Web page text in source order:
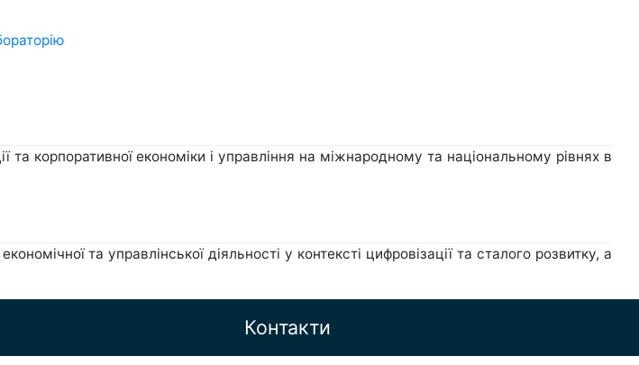
та корпоративної економіки і управління на міжнародному та національному рівнях в
та управлінської діяльності у контексті цифровізації та сталого розвитку, а
Контакти